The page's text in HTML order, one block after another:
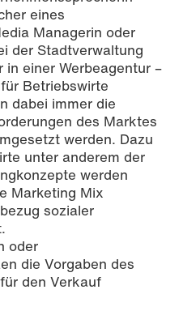
eines
Managerin oder
der Stadtverwaltung
in einer Werbeagentur –
Betriebswirte
dabei immer die
des Marktes
werden. Dazu
unter anderem der
werden
Marketing Mix
sozialer
oder
die Vorgaben des
den Verkauf